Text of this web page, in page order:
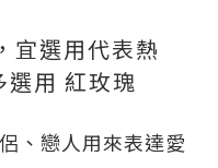
選用代表熱
用 紅玫瑰
、戀人用來表達愛